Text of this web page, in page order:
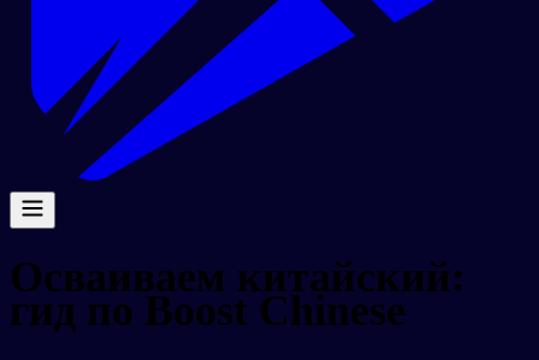
Осваиваем китайский:
гид по Boost Chinese